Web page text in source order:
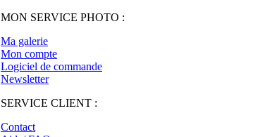
MON SERVICE PHOTO :
Ma galerie
Mon compte
Logiciel de commande
Newsletter
SERVICE CLIENT :
Contact